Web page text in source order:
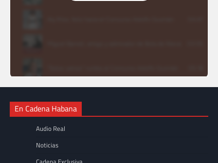
En Cadena Habana
Audio Real
Noticias